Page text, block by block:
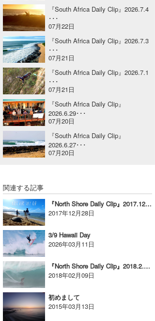
『South Africa Daily Clip』2026.7.4
･･･
07月22日
『South Africa Daily Clip』2026.7.3
･･･
07月21日
『South Africa Daily Clip』2026.7.1
･･･
07月21日
『South Africa Daily Clip』
2026.6.29･･･
07月20日
『South Africa Daily Clip』
2026.6.27･･･
07月20日
関連する記事
『North Shore Daily Clip』2017.12.24 @ Haleiwa
2017年12月28日
3/9 Hawaii Day
2026年03月11日
『North Shore Daily Clip』2018.2.4 @ PIPE vol.3
2018年02月09日
初めまして
2015年03月13日
DELTA FORCE SURF
CBA Films
熊谷素子
進士剛光
田原啓江
植村未来
NOBUFUKU
大野”MAR”修聖
喜納海人
Aichan
chan-U
ECE
G◎Da
H
KID
KOBU
KY
mitz
OYZ
S.K
Soulman
VAGY
waka☆=
YUKI☆